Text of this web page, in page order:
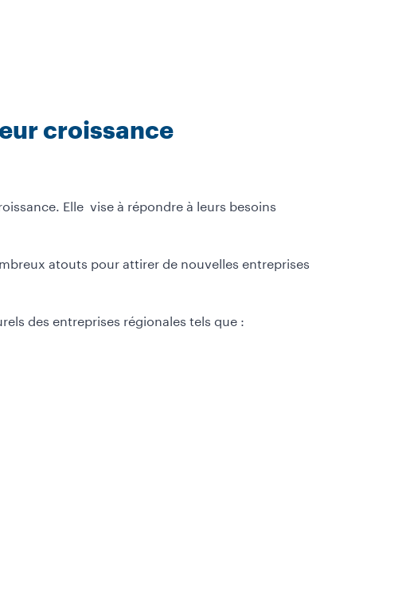
croissance
Elle vise à répondre à leurs besoins
atouts pour attirer de nouvelles entreprises
des entreprises régionales tels que :